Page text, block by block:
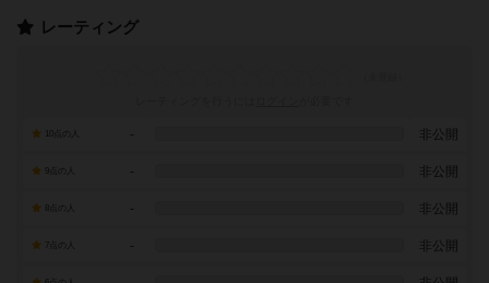
レーティング
- 非公開
9点の人 - 非公開
- 非公開
7点の人 - 非公開